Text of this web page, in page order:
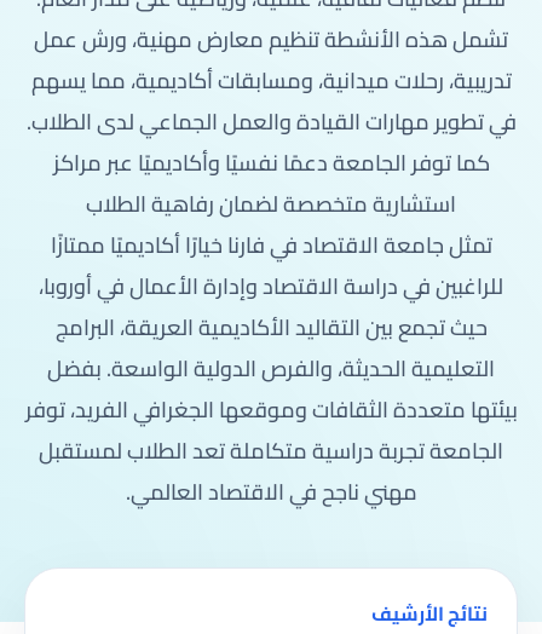
تشمل هذه الأنشطة تنظيم معارض مهنية، ورش عمل
تدريبية، رحلات ميدانية، ومسابقات أكاديمية، مما يسهم
في تطوير مهارات القيادة والعمل الجماعي لدى الطلاب.
كما توفر الجامعة دعمًا نفسيًا وأكاديميًا عبر مراكز
استشارية متخصصة لضمان رفاهية الطلاب
تمثل جامعة الاقتصاد في فارنا خيارًا أكاديميًا ممتازًا
للراغبين في دراسة الاقتصاد وإدارة الأعمال في أوروبا،
حيث تجمع بين التقاليد الأكاديمية العريقة، البرامج
التعليمية الحديثة، والفرص الدولية الواسعة. بفضل
بيئتها متعددة الثقافات وموقعها الجغرافي الفريد، توفر
الجامعة تجربة دراسية متكاملة تعد الطلاب لمستقبل
مهني ناجح في الاقتصاد العالمي.
نتائج الأرشيف